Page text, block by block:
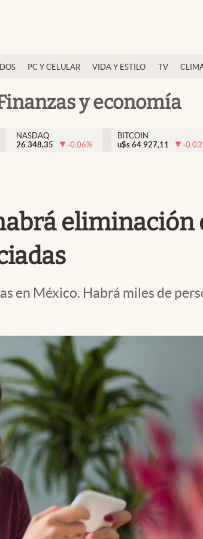
PC Y CELULAR VIDA Y ESTILO TV
y economía
NASDAQ
26.348,35
-0.06%
BITCOIN
u$s 64.927,11 -0.03
en México. Habrá miles de